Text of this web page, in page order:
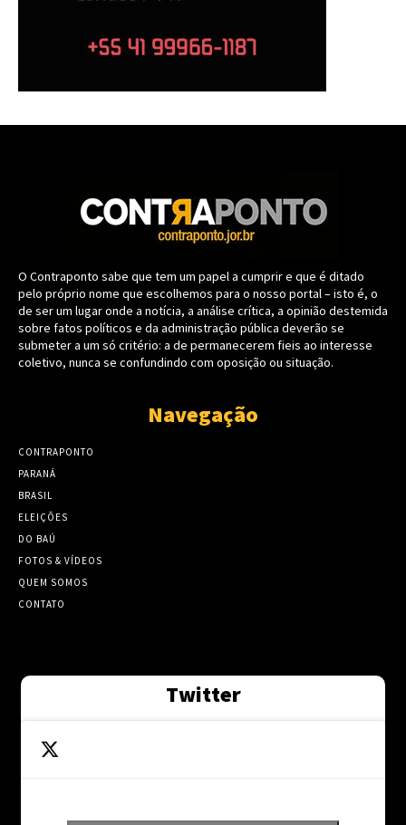
O Contraponto sabe que tem um papel a cumprir e que é ditado
pelo próprio nome que escolhemos para o nosso portal – isto é, o
de ser um lugar onde a notícia, a análise crítica, a opinião destemida
sobre fatos políticos e da administração pública deverão se
submeter a um só critério: a de permanecerem fieis ao interesse
coletivo, nunca se confundindo com oposição ou situação.
Navegação
CONTRAPONTO
PARANÁ
BRASIL
ELEIÇÕES
DO BAÚ
FOTOS & VÍDEOS
QUEM SOMOS
CONTATO
Twitter